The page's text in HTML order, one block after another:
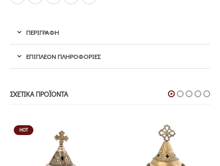
ΠΕΡΙΓΡΑΦΉ
ΕΠΙΠΛΈΟΝ ΠΛΗΡΟΦΟΡΊΕΣ
ΣΧΕΤΙΚΆ ΠΡΟΪΌΝΤΑ
HOT